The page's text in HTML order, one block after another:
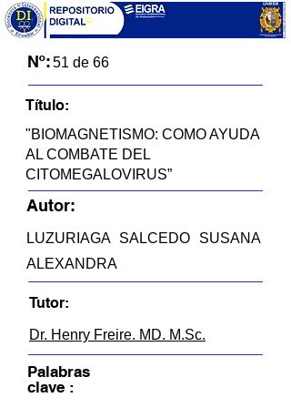
Nº:51 de 66
Título:
"BIOMAGNETISMO: COMO AYUDA
AL COMBATE DEL
CITOMEGALOVIRUS”
Autor:
LUZURIAGA SALCEDO SUSANA
ALEXANDRA
Tutor:
Dr. Henry Freire. MD. M.Sc.
Palabras
clave :